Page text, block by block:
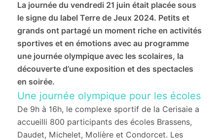
La journée du vendredi 21 juin était placée sous
le signe du label Terre de Jeux 2024. Petits et
grands ont partagé un moment riche en activités
sportives et en émotions avec au programme
une journée olympique avec les scolaires, la
découverte d’une exposition et des spectacles
en soirée.
Une journée olympique pour les écoles
De 9h à 16h, le complexe sportif de la Cerisaie a
accueilli 800 participants des écoles Brassens,
Daudet, Michelet, Molière et Condorcet. Les